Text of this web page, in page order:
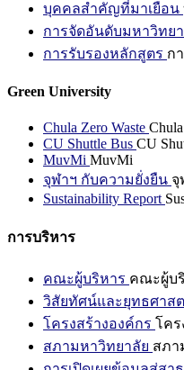
บุคคลสำคัญที่มาเยือน
การจัดอันดับมหาวิทย
การรับรองหลักสูตร ก
Green University
Chula Zero Waste
CU Shuttle Bus CU
MuvMi MuvMi
จุฬาฯ กับความยั่งยืน จุ
Sustainability Report
การบริหาร
คณะผู้บริหาร คณะผู้บ
วิสัยทัศน์และยุทธศาส
โครงสร้างองค์กร โคร
สภามหาวิทยาลัย สภา